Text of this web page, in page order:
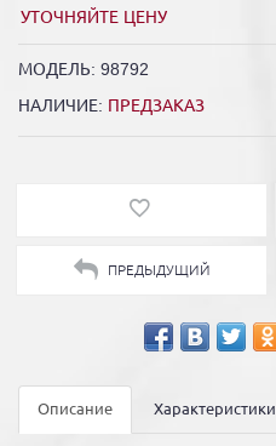
УТОЧНЯЙТЕ ЦЕНУ
МОДЕЛЬ: 98792
НАЛИЧИЕ: ПРЕДЗАКАЗ
ПРЕДЫДУЩИЙ
Описание Характеристики